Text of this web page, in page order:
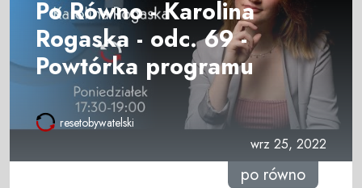
Po Równo - Karolina
Rogaska - odc. 69 -
Powtórka programu
resetobywatelski
wrz 25, 2022
po równo